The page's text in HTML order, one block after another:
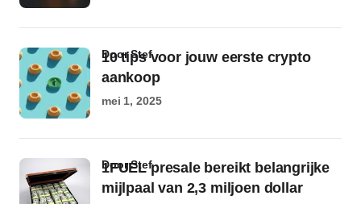
10 tips voor jouw eerste crypto
aankoop
door Stef
mei 1, 2025
1FUEL presale bereikt belangrijke
mijlpaal van 2,3 miljoen dollar
door Stef